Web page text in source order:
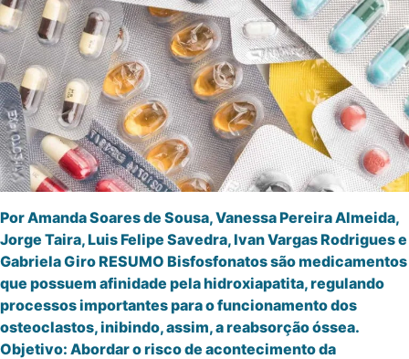
Por Amanda Soares de Sousa, Vanessa Pereira Almeida,
Jorge Taira, Luis Felipe Savedra, Ivan Vargas Rodrigues e
Gabriela Giro RESUMO Bisfosfonatos são medicamentos
que possuem afinidade pela hidroxiapatita, regulando
processos importantes para o funcionamento dos
osteoclastos, inibindo, assim, a reabsorção óssea.
Objetivo: Abordar o risco de acontecimento da